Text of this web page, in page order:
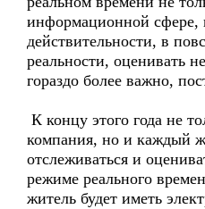
информационной сфере,
действительности, в
реальности, оценивать
гораздо более важно,
К концу этого года не
компания, но и каждый
отслеживаться и
режиме реального
житель будет иметь